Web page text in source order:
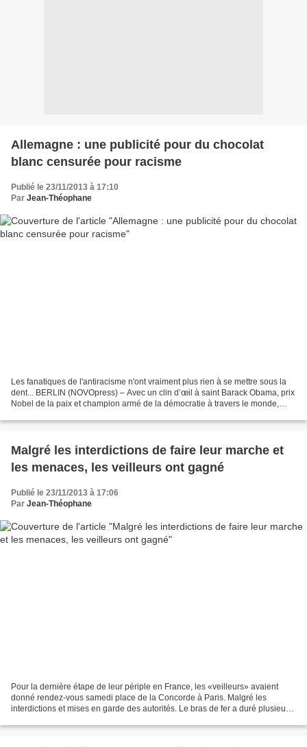
Allemagne : une publicité pour du chocolat
blanc censurée pour racisme
Publié le 23/11/2013 à 17:10
Par Jean-Théophane
Les fanatiques de l'antiracisme n'ont vraiment plus rien à se mettre sous la
dent... BERLIN (NOVOpress) – Avec un clin d’œil à saint Barack Obama, prix
Nobel de la paix et champion armé de la démocratie à travers le monde,
Malgré les interdictions de faire leur marche et
les menaces, les veilleurs ont gagné
Publié le 23/11/2013 à 17:06
Par Jean-Théophane
Pour la dernière étape de leur périple en France, les «veilleurs» avaient
donné rendez-vous samedi place de la Concorde à Paris. Malgré les
interdictions et mises en garde des autorités. Le bras de fer a duré plusieurs